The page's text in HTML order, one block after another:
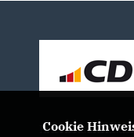
Internetauftritt der
Cookie